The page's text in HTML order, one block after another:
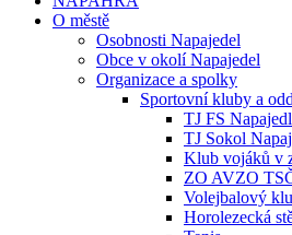
O městě
Osobnosti Napajedel
Obce v okolí Napajedel
Organizace a spolky
Sportovní kluby a
TJ FS
TJ Sokol
Klub vojáků v
ZO AVZO
Volejbalový
Horolezecká